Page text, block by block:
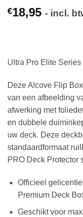
€18,95 - incl.
Ultra Pro Elite
Deze Alcove Flip
van een afbeelding
afwerking met
en dubbele
uw deck. Deze
standaardformaat
PRO Deck Protector
Officieel
Premium Deck
Geschikt voor